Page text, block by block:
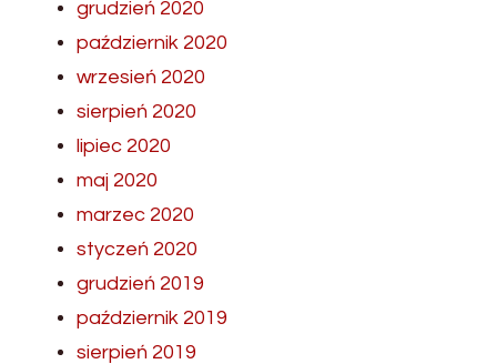
grudzień 2020
październik 2020
wrzesień 2020
sierpień 2020
lipiec 2020
maj 2020
marzec 2020
styczeń 2020
grudzień 2019
październik 2019
sierpień 2019